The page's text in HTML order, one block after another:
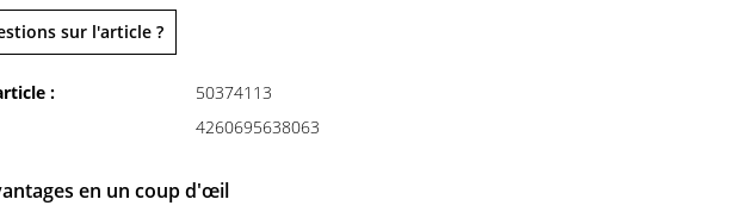
sur l'article ?
:
50374113
4260695638063
en un coup d'œil